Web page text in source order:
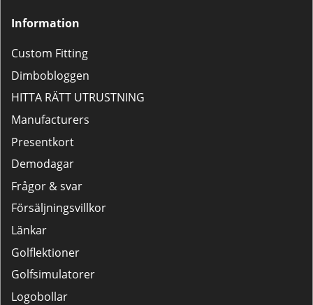
Information
Custom Fitting
Dimbobloggen
HITTA RÄTT UTRUSTNING
Manufacturers
Presentkort
Demodagar
Frågor & svar
Försäljningsvillkor
Länkar
Golflektioner
Golfsimulatorer
Logobollar